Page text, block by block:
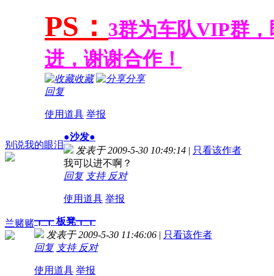
PS： 3群为车队VIP群
进，谢谢合作！
收藏
分享
回复
使用道具 举报
别说我的眼泪
●沙发●
发表于 2009-5-30 10:49:14 | 只看该作者
我可以进不啊？
回复 支持 反对
使用道具 举报
兰赌赌┳┳ 板凳┳┳
发表于 2009-5-30 11:46:06 | 只看该作者
回复 支持 反对
使用道具 举报